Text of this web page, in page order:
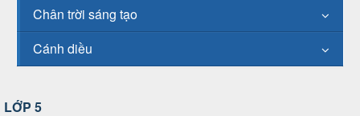
Chân trời sáng tạo
Cánh diều
LỚP 5